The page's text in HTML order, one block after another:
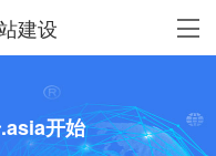
建设
开始